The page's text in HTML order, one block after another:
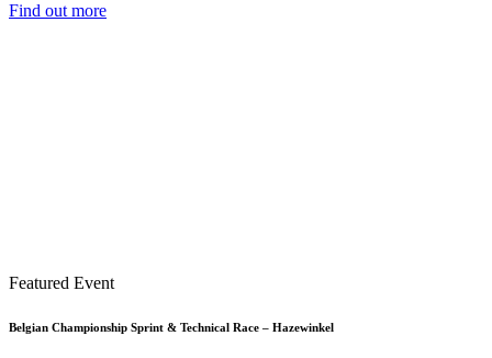
Find out more
Featured Event
Belgian Championship Sprint & Technical Race – Hazewinkel